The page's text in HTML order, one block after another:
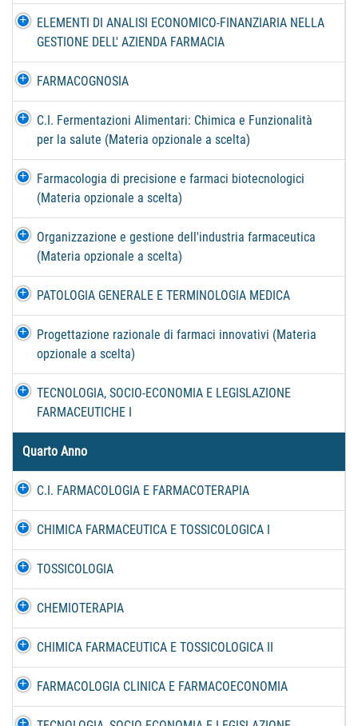
ELEMENTI DI ANALISI ECONOMICO-FINANZIARIA NELLA
GESTIONE DELL' AZIENDA FARMACIA
FARMACOGNOSIA
C.I. Fermentazioni Alimentari: Chimica e Funzionalità
per la salute (Materia opzionale a scelta)
Farmacologia di precisione e farmaci biotecnologici
(Materia opzionale a scelta)
Organizzazione e gestione dell'industria farmaceutica
(Materia opzionale a scelta)
PATOLOGIA GENERALE E TERMINOLOGIA MEDICA
Progettazione razionale di farmaci innovativi (Materia
opzionale a scelta)
TECNOLOGIA, SOCIO-ECONOMIA E LEGISLAZIONE
FARMACEUTICHE I
Quarto Anno
C.I. FARMACOLOGIA E FARMACOTERAPIA
CHIMICA FARMACEUTICA E TOSSICOLOGICA I
TOSSICOLOGIA
CHEMIOTERAPIA
CHIMICA FARMACEUTICA E TOSSICOLOGICA II
FARMACOLOGIA CLINICA E FARMACOECONOMIA